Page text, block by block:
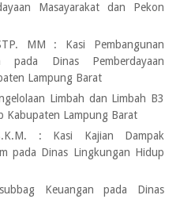
Masayarakat dan Pekon
MM
:
Kasi Pembangunan
pada Dinas Pemberdayaan
Lampung Barat
Limbah dan Limbah B3
Kabupaten Lampung Barat
:
Kasi Kajian Dampak
pada Dinas Lingkungan Hidup
Keuangan pada Dinas